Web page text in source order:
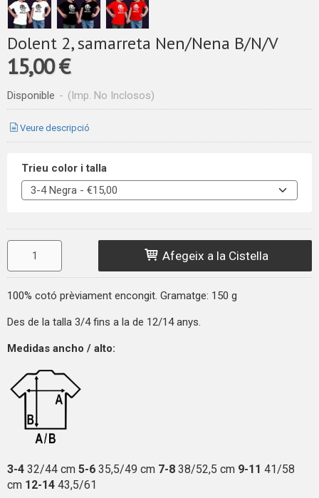
Dolent 2, samarreta Nen/Nena B/N/V
15,00 €
Disponible - (Imp. No Inclosos)
Veure descripció
Trieu color i talla
Afegeix a la Cistella
100% cotó prèviament encongit. Gramatge: 150 g
Des de la talla 3/4 fins a la de 12/14 anys.
Medidas ancho / alto:
3-4 32/44 cm 5-6 35,5/49 cm 7-8 38/52,5 cm 9-11 41/58
cm 12-14 43,5/61